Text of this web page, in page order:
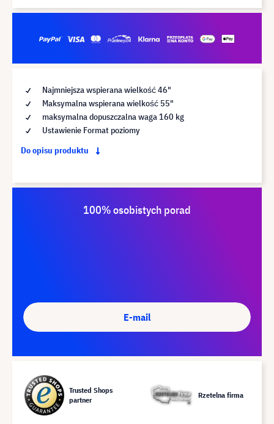
Najmniejsza wspierana wielkość 46"
Maksymalna wspierana wielkość 55"
maksymalna dopuszczalna waga 160 kg
Ustawienie Format poziomy
Do opisu produktu
100% osobistych porad
E-mail
Trusted Shops
partner
Rzetelna firma